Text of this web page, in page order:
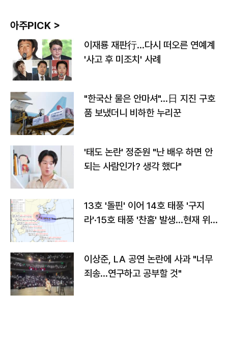
아주PICK >
이재룡 재판行…다시 떠오른 연예계
'사고 후 미조치' 사례
"한국산 물은 안마셔"…日 지진 구호
품 보냈더니 비하한 누리꾼
'태도 논란' 정준원 "난 배우 하면 안
되는 사람인가? 생각 했다"
13호 '돌핀' 이어 14호 태풍 '구지
라'·15호 태풍 '찬홈' 발생…현재 위
이상준, LA 공연 논란에 사과 "너무
죄송…연구하고 공부할 것"